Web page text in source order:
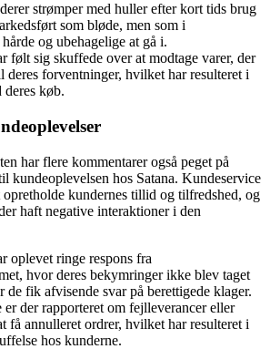
strømper med huller efter kort tids brug
som bløde, men som i
og ubehagelige at gå i.
følt sig skuffede over at modtage varer, der
deres forventninger, hvilket har resulteret i
deres køb.
har flere kommentarer også peget på
kundeoplevelsen hos Satana. Kundeservice
kundernes tillid og tilfredshed, og
haft negative interaktioner i den
oplevet ringe respons fra
hvor deres bekymringer ikke blev taget
de fik afvisende svar på berettigede klager.
der rapporteret om fejlleverancer eller
få annulleret ordrer, hvilket har resulteret i
hos kunderne.